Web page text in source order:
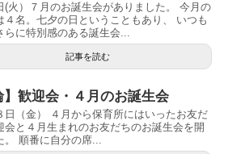
(火）７月のお誕生会がありました。 今月の
４名。七夕の日ということもあり、 いつも
らに特別感のある誕生会...
記事を読む
】歓迎会・４月のお誕生会
日（金） ４月から保育所にはいったお友だ
会と４月生まれのお友だちのお誕生会を開
。 順番に自分の席...